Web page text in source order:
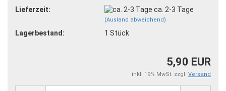
Lieferzeit:
ca. 2-3 Tage
(Ausland abweichend)
Lagerbestand: 1 Stück
5,90 EUR
inkl. 19% MwSt. zzgl. Versand